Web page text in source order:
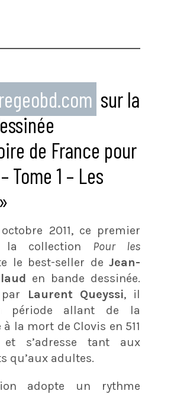
sur la
de France pour
Tome 1 – Les
2011, ce premier
la collection Pour les
le best-seller deJean-
en bande dessinée.
Laurent Queyssi, il
période allant de la
la mort de Clovis en 511
et s’adresse tant aux
qu’aux adultes.
adopte un rythme